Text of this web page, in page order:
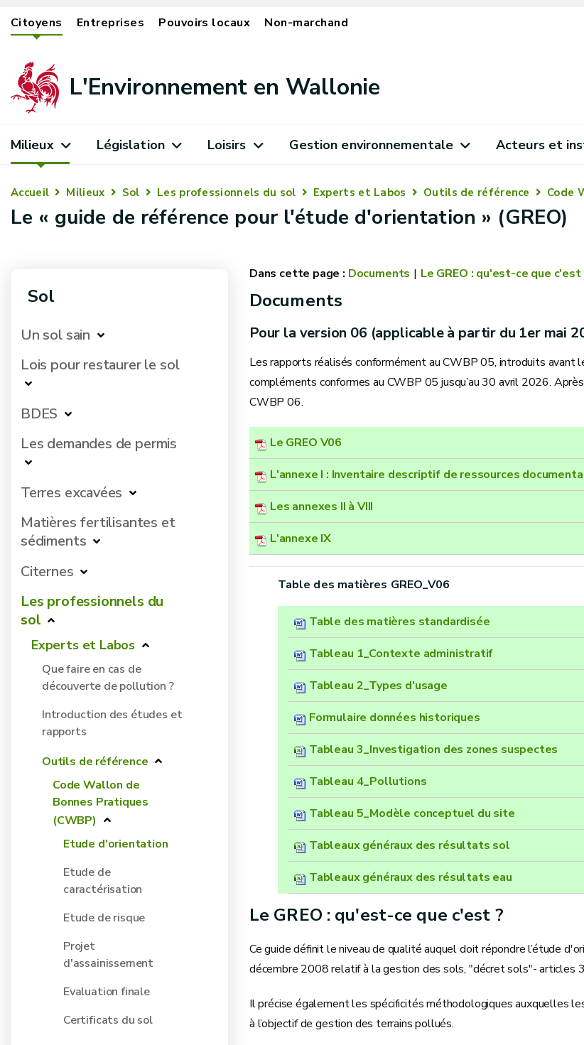
Citoyens Entreprises Pouvoirs locaux Non-marchand
L'Environnement en Wallonie
Milieux Législation Loisirs Gestion environnementale Acteurs et
Accueil Milieux Sol Les professionnels du sol Experts et Labos Outils de référence Code
Le « guide de référence pour l'étude d'orientation » (GREO)
Sol
Un sol sain
Lois pour restaurer le sol
BDES
Les demandes de permis
Terres excavées
Matières fertilisantes et
sédiments
Citernes
Les professionnels du
sol
Experts et Labos
Que faire en cas de
découverte de pollution ?
Introduction des études et
rapports
Outils de référence
Code Wallon de
Bonnes Pratiques
(CWBP)
Etude d'orientation
Etude de
caractérisation
Etude de risque
Projet
d'assainissement
Evaluation finale
Certificats du sol
Documents Le GREO : qu'est-ce que c'est
Documents
Pour la version 06 (applicable à partir du 1er mai
Les rapports réalisés conformément au CWBP 05, introduits
compléments conformes au CWBP 05 jusqu’au 30 avril 2026.
CWBP 06.
Le GREO V06
L'annexe I : Inventaire descriptif de ressources
Les annexes II à VIII
L'annexe IX
Table des matières GREO_V06
Table des matières standardisée
Tableau 1_Contexte administratif
Tableau 2_Types d'usage
Formulaire données historiques
Tableau 3_Investigation des zones suspectes
Tableau 4_Pollutions
Tableau 5_Modèle conceptuel du site
Tableaux généraux des résultats sol
Tableaux généraux des résultats eau
Le GREO : qu'est-ce que c'est ?
Ce guide définit le niveau de qualité auquel doit répondre l’étude
décembre 2008 relatif à la gestion des sols, "décret sols"- articles
Il précise également les spécificités méthodologiques auxquelles
à l’objectif de gestion des terrains pollués.